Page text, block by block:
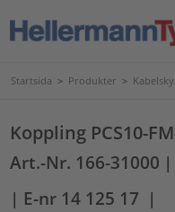
Startsida > Produkter >
Koppling PCS10-
Art.-Nr. 166-31000
| E-nr 14 125 17 |